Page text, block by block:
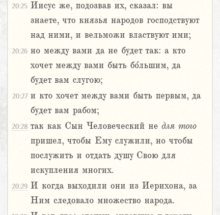
20:25 Иисус же, подозвав их, сказал: вы
знаете, что князья народов господствуют
над ними, и вельможи властвуют ими;
20:26 но между вами да не будет так: а кто
хочет между вами быть бо́льшим, да
будет вам слугою;
20:27 и кто хочет между вами быть первым, да
будет вам рабом;
20:28 так как Сын Человеческий не для того
пришел, чтобы Ему служили, но чтобы
послужить и отдать душу Свою для
искупления многих.
20:29 И когда выходили они из Иерихона, за
Ним следовало множество народа.